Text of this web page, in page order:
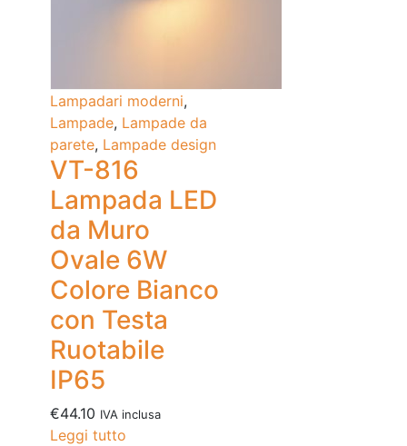
Lampadari moderni,
Lampade, Lampade da
parete, Lampade design
VT-816
Lampada LED
da Muro
Ovale 6W
Colore Bianco
con Testa
Ruotabile
IP65
€44.10 IVA inclusa
Leggi tutto